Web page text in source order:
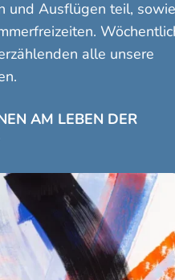
und Ausflügen teil, sowie
alle unsere
AM LEBEN DER